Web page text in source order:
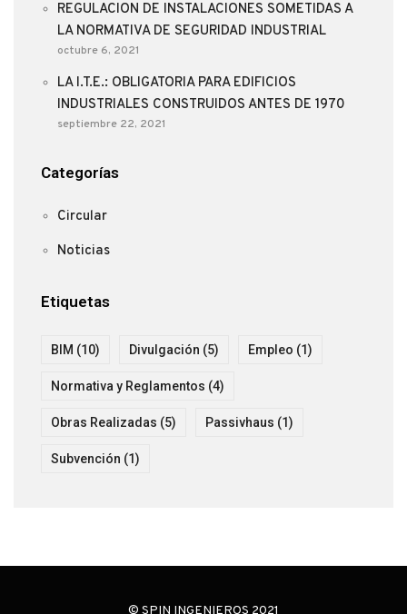
REGULACION DE INSTALACIONES SOMETIDAS A
LA NORMATIVA DE SEGURIDAD INDUSTRIAL
octubre 6, 2021
LA I.T.E.: OBLIGATORIA PARA EDIFICIOS
INDUSTRIALES CONSTRUIDOS ANTES DE 1970
septiembre 22, 2021
Categorías
Circular
Noticias
Etiquetas
BIM (10) Divulgación (5) Empleo (1)
Normativa y Reglamentos (4)
Obras Realizadas (5) Passivhaus (1)
Subvención (1)
© SPIN INGENIEROS 2021